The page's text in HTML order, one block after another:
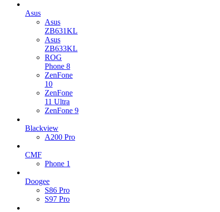
Asus
Asus
ZB631KL
Asus
ZB633KL
ROG
Phone 8
ZenFone
10
ZenFone
11 Ultra
ZenFone 9
Blackview
A200 Pro
CMF
Phone 1
Doogee
S86 Pro
S97 Pro